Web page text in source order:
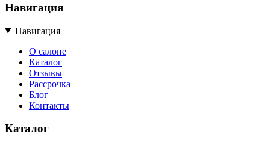
Навигация
Навигация
О салоне
Каталог
Отзывы
Рассрочка
Блог
Контакты
Каталог